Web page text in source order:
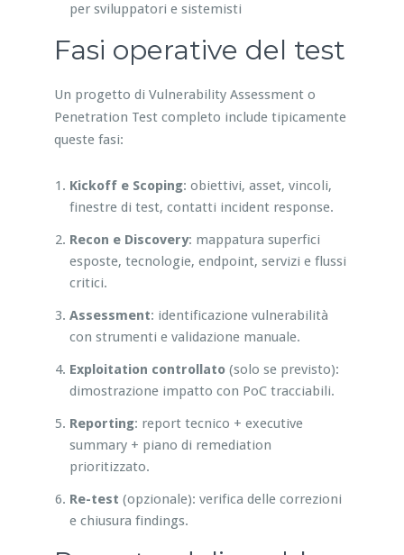
per sviluppatori e sistemisti
Fasi operative del test
Un progetto di Vulnerability Assessment o
Penetration Test completo include tipicamente
queste fasi:
Kickoff e Scoping: obiettivi, asset, vincoli,
finestre di test, contatti incident response.
Recon e Discovery: mappatura superfici
esposte, tecnologie, endpoint, servizi e flussi
critici.
Assessment: identificazione vulnerabilità
con strumenti e validazione manuale.
Exploitation controllato(solo se previsto):
dimostrazione impatto con PoC tracciabili.
Reporting: report tecnico + executive
summary + piano di remediation
prioritizzato.
Re-test (opzionale): verifica delle correzioni
e chiusura findings.